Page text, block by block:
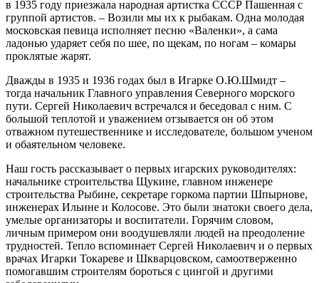
в 1935 году приезжала народная артистка СССР Пашенная с
группой артистов. – Возили мы их к рыбакам. Одна молодая
московская певица исполняет песню «Валенки», а сама
ладонью ударяет себя по шее, по щекам, по ногам – комары
проклятые жарят.
Дважды в 1935 и 1936 годах был в Игарке О.Ю.Шмидт –
тогда начальник Главного управления Северного морского
пути. Сергей Николаевич встречался и беседовал с ним. С
большой теплотой и уважением отзывается он об этом
отважном путешественнике и исследователе, большом ученом
и обаятельном человеке.
Наш гость рассказывает о первых игарских руководителях:
начальнике строительства Щукине, главном инженере
строительства Рыбине, секретаре горкома партии Шпырнове,
инженерах Ильине и Колосове. Это были знатоки своего дела,
умелые организаторы и воспитатели. Горячим словом,
личным примером они воодушевляли людей на преодоление
трудностей. Тепло вспоминает Сергей Николаевич и о первых
врачах Игарки Токареве и Шкварцовском, самоотверженно
помогавшим строителям бороться с цингой и другими